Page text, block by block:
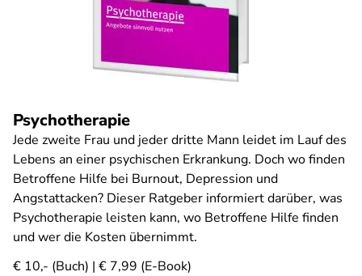
Psychotherapie
Jede zweite Frau und jeder dritte Mann leidet im Lauf des
Lebens an einer psychischen Erkrankung. Doch wo finden
Betroffene Hilfe bei Burnout, Depression und
Angstattacken? Dieser Ratgeber informiert darüber, was
Psychotherapie leisten kann, wo Betroffene Hilfe finden
und wer die Kosten übernimmt.
€ 10,- (Buch) | € 7,99 (E-Book)